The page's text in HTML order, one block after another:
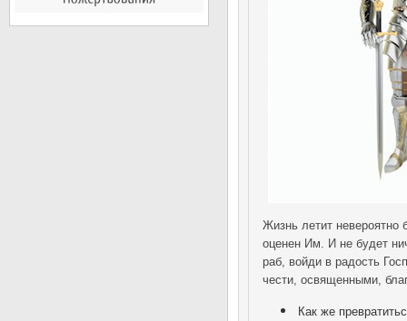
Жизнь летит невероятно
оценен Им. И не будет
раб, войди в радость
чести, освященными,
Как же